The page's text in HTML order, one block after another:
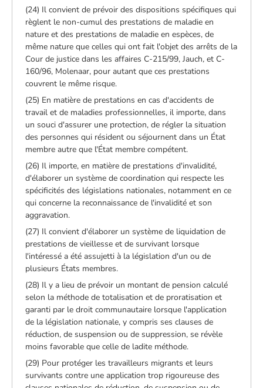
(24) Il convient de prévoir des dispositions spécifiques qui
règlent le non-cumul des prestations de maladie en
nature et des prestations de maladie en espèces, de
même nature que celles qui ont fait l'objet des arrêts de la
Cour de justice dans les affaires C-215/99, Jauch,et C-
160/96, Molenaar, pour autant que ces prestations
couvrent le même risque.
(25) En matière de prestations en cas d'accidents de
travail et de maladies professionnelles, il importe, dans
un souci d'assurer une protection, de régler la situation
des personnes qui résident ou séjournent dans un État
membre autre que l'État membre compétent.
(26) Il importe, en matière de prestations d'invalidité,
d'élaborer un système de coordination qui respecte les
spécificités des législations nationales, notamment en ce
qui concerne la reconnaissance de l'invalidité et son
aggravation.
(27) Il convient d'élaborer un système de liquidation de
prestations de vieillesse et de survivant lorsque
l'intéressé a été assujetti à la législation d'un ou de
plusieurs États membres.
(28) Il y a lieu de prévoir un montant de pension calculé
selon la méthode de totalisation et de proratisation et
garanti par le droit communautaire lorsque l'application
de la législation nationale, y compris ses clauses de
réduction, de suspension ou de suppression, se révèle
moins favorable que celle de ladite méthode.
(29) Pour protéger les travailleurs migrants et leurs
survivants contre une application trop rigoureuse des